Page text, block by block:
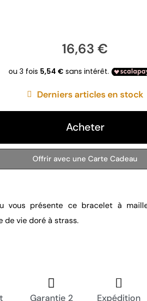
16,63 €
Derniers articles en stock
Acheter
Offrir avec une Carte Cadeau
vous présente ce bracelet à
de vie doré à strass.
Garantie 2
Expédition